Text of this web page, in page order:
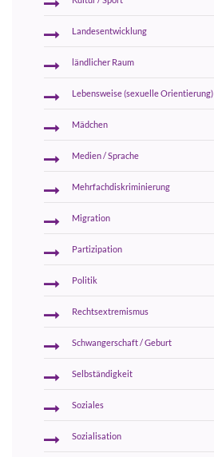
Landesentwicklung
ländlicher Raum
Lebensweise (sexuelle Orientierung)
Mädchen
Medien / Sprache
Mehrfachdiskriminierung
Migration
Partizipation
Politik
Rechtsextremismus
Schwangerschaft / Geburt
Selbständigkeit
Soziales
Sozialisation